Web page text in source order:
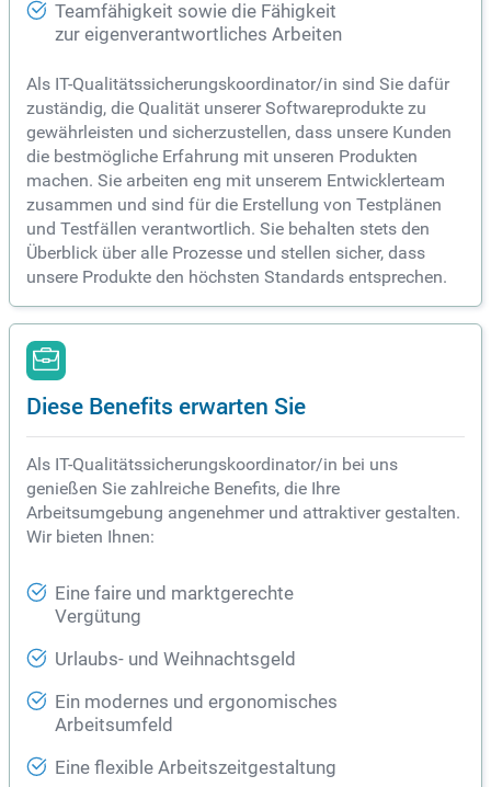
Teamfähigkeit sowie die Fähigkeit
zur eigenverantwortliches Arbeiten
Als IT-Qualitätssicherungskoordinator/in sind Sie dafür
zuständig, die Qualität unserer Softwareprodukte zu
gewährleisten und sicherzustellen, dass unsere Kunden
die bestmögliche Erfahrung mit unseren Produkten
machen. Sie arbeiten eng mit unserem Entwicklerteam
zusammen und sind für die Erstellung von Testplänen
und Testfällen verantwortlich. Sie behalten stets den
Überblick über alle Prozesse und stellen sicher, dass
unsere Produkte den höchsten Standards entsprechen.
Diese Benefits erwarten Sie
Als IT-Qualitätssicherungskoordinator/in bei uns
genießen Sie zahlreiche Benefits, die Ihre
Arbeitsumgebung angenehmer und attraktiver gestalten.
Wir bieten Ihnen:
Eine faire und marktgerechte
Vergütung
Urlaubs- und Weihnachtsgeld
Ein modernes und ergonomisches
Arbeitsumfeld
Eine flexible Arbeitszeitgestaltung